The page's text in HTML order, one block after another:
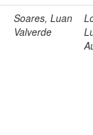
Soares, Luan
Valverde